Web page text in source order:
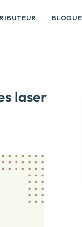
BLOGUE
laser